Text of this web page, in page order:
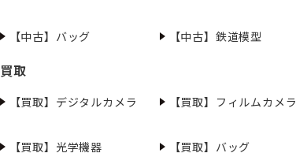
【中古】バッグ 【中古】鉄道模型
買取
【買取】デジタルカメラ 【買取】フィルムカメラ
【買取】光学機器
【買取】バッグ